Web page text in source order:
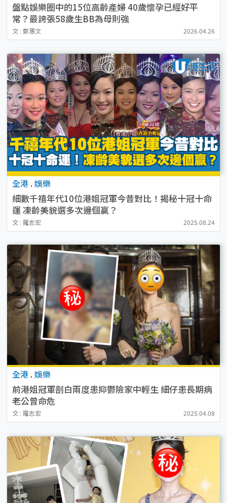
盤點娛樂圈中的15位高齡產婦 40歲懷孕已經好平
常？最誇張58歲生BB為母則強
文 : 鄭惠文 2026.04.26
全港 . 娛樂
細數千禧年代10位港姐冠軍今昔對比！揭秘十冠十命
運 凍齡美貌選多次邊個贏？
文 : 羅志宏 2025.08.24
全港 . 娛樂
前港姐冠軍剖白兩度患抑鬱險家中輕生 細仔患長期病
老公曾命危
文 : 羅志宏 2025.04.08